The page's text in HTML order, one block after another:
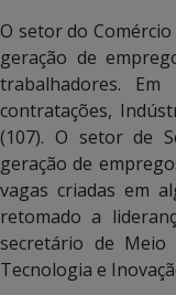
O setor do
geração de
trabalhadores.
contratações,
(107). O setor de
geração de
vagas criadas em
retomado a
secretário de Meio
Tecnologia e